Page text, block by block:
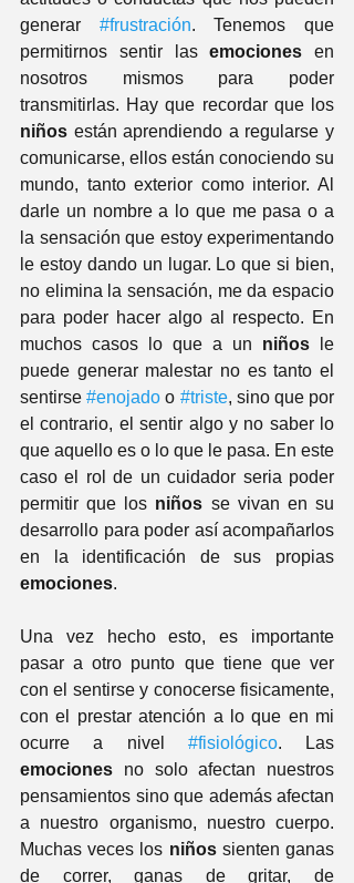
generar #frustración. Tenemos que
permitirnos sentir las emociones en
nosotros mismos para poder
niños están aprendiendo a regularse y
comunicarse, ellos están conociendo su
mundo, tanto exterior como interior. Al
darle un nombre a lo que me pasa o a
la sensación que estoy experimentando
le estoy dando un lugar. Lo que si bien,
no elimina la sensación, me da espacio
para poder hacer algo al respecto. En
muchos casos lo que a un niños le
puede generar malestar no es tanto el
sentirse #enojado o #triste, sino que por
el contrario, el sentir algo y no saber lo
que aquello es o lo que le pasa. En este
caso el rol de un cuidador seria poder
permitir que los niños se vivan en su
desarrollo para poder así acompañarlos
emociones.
Una vez hecho esto, es importante
pasar a otro punto que tiene que ver
con el sentirse y conocerse fisicamente,
con el prestar atención a lo que en mi
ocurre a nivel #fisiológico. Las
emociones no solo afectan nuestros
pensamientos sino que además afectan
a nuestro organismo, nuestro cuerpo.
Muchas veces los niños sienten ganas
de correr, ganas de gritar, de